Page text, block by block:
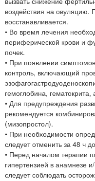
воздействия на
восстанавливается.
• Во время лечения
периферической крови и
почек.
• При появлении
контроль, включающий
гемоглобина,
• Для предупреждения
рекомендуется
(мизопростол).
• При необходимости
следует отменить за 48 ч
• Перед началом терапии
гипертензией в анамнезе
следует соблюдать